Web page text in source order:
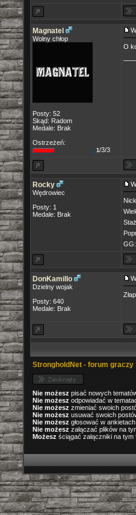
Magnatel
Wolny chłop
Posty: 52
Skąd: Radom
Medale: Brak
Ostrzeżeń:
1/3/3
O
Rocky
Wędrowiec
Posty: 1
Medale: Brak
DonKamillo
Dzielny wojak
Posty: 640
Medale: Brak
StrongholdNet - forum graczy
Nie możeszpisać nowych
Nie możeszodpowiadać w
Nie możeszzmieniać swoich
Nie możeszusuwać swoich
Nie możeszgłosować w ankietach
Nie możeszzałączać plików na
Możeszściągać załączniki na tym